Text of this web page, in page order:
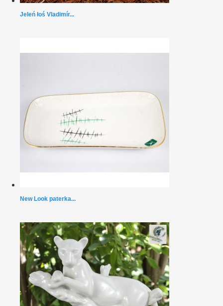
Jeleń łoś Vladimír...
New Look paterka...